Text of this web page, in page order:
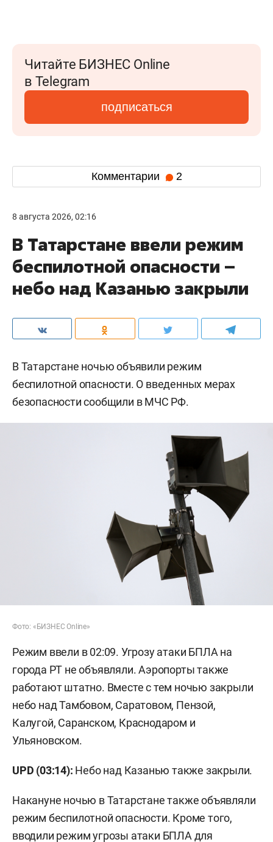
Читайте БИЗНЕС Online
в Telegram
подписаться
Комментарии 2
8 августа 2026, 02:16
В Татарстане ввели режим
беспилотной опасности –
небо над Казанью закрыли
В Татарстане ночью объявили режим
беспилотной опасности. О введенных мерах
безопасности сообщили в МЧС РФ.
Фото: «БИЗНЕС Online»
Режим ввели в 02:09. Угрозу атаки БПЛА на
города РТ не объявляли. Аэропорты также
работают штатно. Вместе с тем ночью закрыли
небо над Тамбовом, Саратовом, Пензой,
Калугой, Саранском, Краснодаром и
Ульяновском.
UPD (03:14): Небо над Казанью также закрыли.
Накануне ночью в Татарстане также объявляли
режим беспилотной опасности. Кроме того,
вводили режим угрозы атаки БПЛА для